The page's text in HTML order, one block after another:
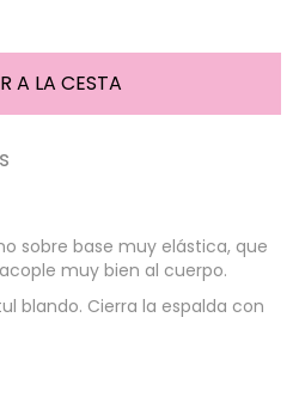
sobre base muy elástica, que
muy bien al cuerpo.
blando. Cierra la espalda con